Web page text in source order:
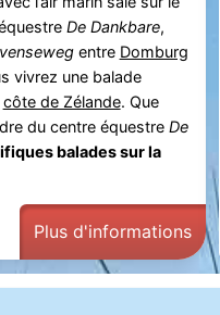
De Dankbare,
entre Domburg
vivrez une balade
côte de Zélande. Que
du centre équestre De
balades sur la
Plus d'informations